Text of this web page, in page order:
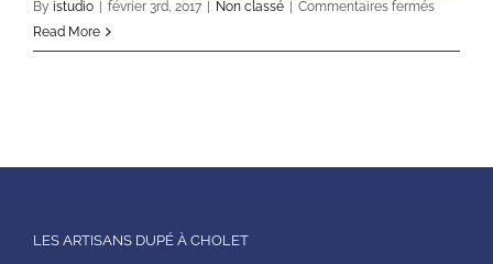
By istudio | février 3rd, 2017 | Non classé | Commentaires ferméssur
de
Read More
LES ARTISANS DUPÉ À CHOLET